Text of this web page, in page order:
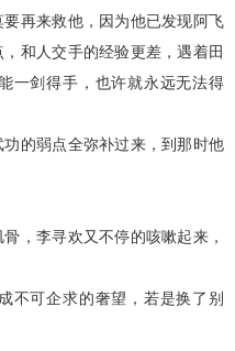
再来救他，因为他已发现阿飞
和人交手的经验更差，遇着田
一剑得手，也许就永远无法得
的弱点全弥补过来，到那时他
李寻欢又不停的咳嗽起来，
可企求的奢望，若是换了别